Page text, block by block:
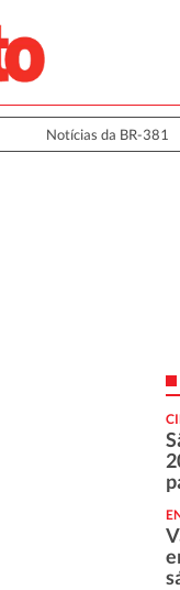
Notícias da BR-381